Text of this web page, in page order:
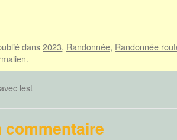
dans2023, Randonnée, Randonnée
.
lest
commentaire